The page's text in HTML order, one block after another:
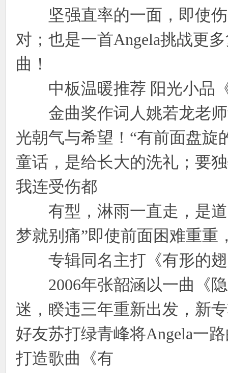
坚强直率的一面，即使伤
对；也是一首Angela挑战更
曲！
中板温暖推荐 阳光小品
金曲奖作词人姚若龙老师
光朝气与希望！“有前面盘旋
童话，是给长大的洗礼；要
我连受伤都
有型，淋雨一直走，是道
梦就别痛”即使前面困难重重
专辑同名主打《有形的翅
2006年张韶涵以一曲《隐
迷，睽违三年重新出发，新
好友苏打绿青峰将Angela一
打造歌曲《有